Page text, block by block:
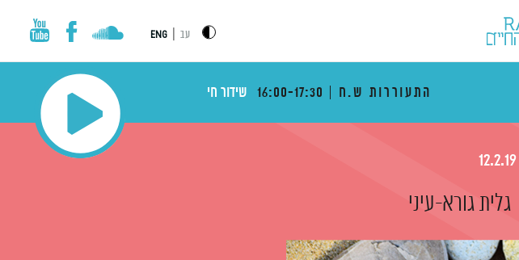
עב ENG
התעוררות ש.ח 16:00-17:30 שידור חי
גלית גורא-עיני